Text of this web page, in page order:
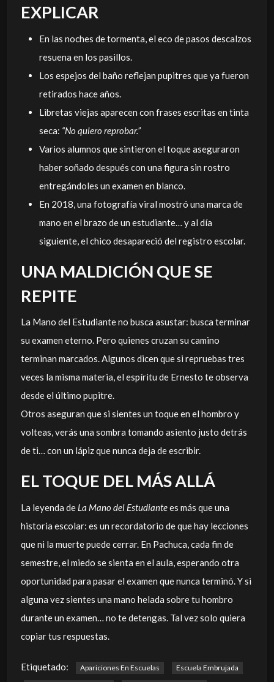
EXPLICAR
En las noches de tormenta, el eco de pasos descalzos
resuena en los pasillos.
Los espejos del baño reflejan pupitres que ya fueron
retirados hace años.
Libretas viejas aparecen con frases escritas en tinta
seca: “No quiero reprobar.”
Varios alumnos que sintieron el toque aseguraron
haber soñado después con una figura sin rostro
entregándoles un examen en blanco.
En 2018, una fotografía viral mostró una marca de
mano en el brazo de un estudiante… y al día
siguiente, el chico desapareció del registro escolar.
UNA MALDICIÓN QUE SE
REPITE
La Mano del Estudiante no busca asustar: busca terminar
su examen eterno. Pero quienes cruzan su camino
terminan marcados. Algunos dicen que si repruebas tres
veces la misma materia, el espíritu de Ernesto te observa
desde el último pupitre.
Otros aseguran que si sientes un toque en el hombro y
volteas, verás una sombra tomando asiento justo detrás
de ti… con un lápiz que nunca deja de escribir.
EL TOQUE DEL MÁS ALLÁ
La leyenda de La Mano del Estudiantees más que una
historia escolar: es un recordatorio de que hay lecciones
que ni la muerte puede cerrar. En Pachuca, cada fin de
semestre, el miedo se sienta en el aula, esperando otra
oportunidad para pasar el examen que nunca terminó. Y si
alguna vez sientes una mano helada sobre tu hombro
durante un examen… no te detengas. Tal vez solo quiera
copiar tus respuestas.
Etiquetado: Apariciones En Escuelas
Escuela Embrujada